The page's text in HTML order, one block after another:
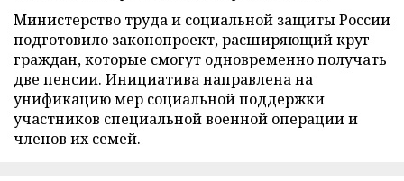
Министерство труда и социальной защиты России
подготовило законопроект, расширяющий круг
граждан, которые смогут одновременно получать
две пенсии. Инициатива направлена на
унификацию мер социальной поддержки
участников специальной военной операции и
членов их семей.